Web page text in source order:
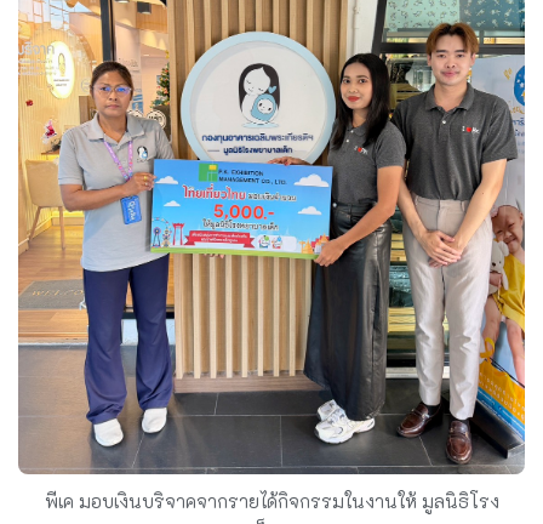
พีเค มอบเงินบริจาคจากรายได้กิจกรรมในงานให้ มูลนิธิโรง